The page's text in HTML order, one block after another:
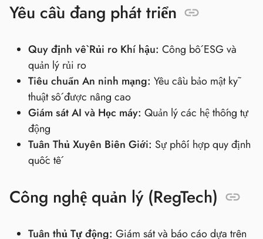
Yêu cầu đang phát triển
Quy định về Rủi ro Khí hậu: Công bố ESG và
quản lý rủi ro
Tiêu chuẩn An ninh mạng: Yêu cầu bảo mật kỹ
thuật số được nâng cao
Giám sát AI và Học máy: Quản lý các hệ thống tự
động
Tuân Thủ Xuyên Biên Giới: Sự phối hợp quy định
quốc tế
Công nghệ quản lý (RegTech)
Tuân thủ Tự động: Giám sát và báo cáo dựa trên